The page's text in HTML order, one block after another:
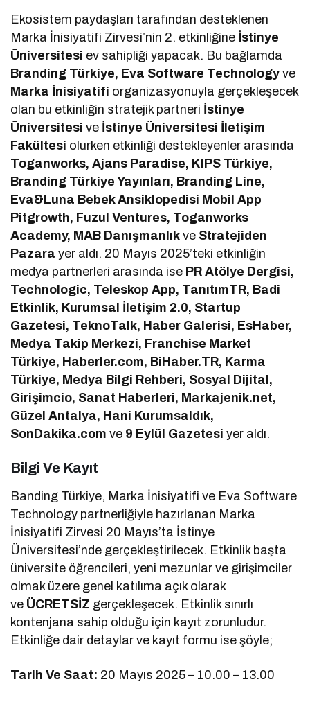
Ekosistem paydaşları tarafından desteklenen
Marka İnisiyatifi Zirvesi’nin 2. etkinliğine İstinye
Üniversitesi ev sahipliği yapacak. Bu bağlamda
Branding Türkiye, Eva Software Technology ve
Marka İnisiyatifi organizasyonuyla gerçekleşecek
olan bu etkinliğin stratejik partneri İstinye
Üniversitesi ve İstinye Üniversitesi İletişim
Fakültesi olurken etkinliği destekleyenler arasında
Toganworks, Ajans Paradise, KIPS Türkiye,
Branding Türkiye Yayınları, Branding Line,
Eva&Luna Bebek Ansiklopedisi Mobil App
Pitgrowth, Fuzul Ventures, Toganworks
Academy, MAB Danışmanlık ve Stratejiden
Pazara yer aldı. 20 Mayıs 2025’teki etkinliğin
medya partnerleri arasında ise PR Atölye Dergisi,
Technologic, Teleskop App, TanıtımTR, Badi
Etkinlik, Kurumsal İletişim 2.0, Startup
Gazetesi, TeknoTalk, Haber Galerisi, EsHaber,
Medya Takip Merkezi, Franchise Market
Türkiye, Haberler.com, BiHaber.TR, Karma
Türkiye, Medya Bilgi Rehberi, Sosyal Dijital,
Girişimcio, Sanat Haberleri, Markajenik.net,
Güzel Antalya, Hani Kurumsaldık,
SonDakika.com ve 9 Eylül Gazetesi yer aldı.
Bilgi Ve Kayıt
Banding Türkiye, Marka İnisiyatifi ve Eva Software
Technology partnerliğiyle hazırlanan Marka
İnisiyatifi Zirvesi 20 Mayıs’ta İstinye
Üniversitesi’nde gerçekleştirilecek. Etkinlik başta
üniversite öğrencileri, yeni mezunlar ve girişimciler
olmak üzere genel katılıma açık olarak
ve ÜCRETSİZ gerçekleşecek. Etkinlik sınırlı
kontenjana sahip olduğu için kayıt zorunludur.
Etkinliğe dair detaylar ve kayıt formu ise şöyle;
Tarih Ve Saat: 20 Mayıs 2025 – 10.00 – 13.00